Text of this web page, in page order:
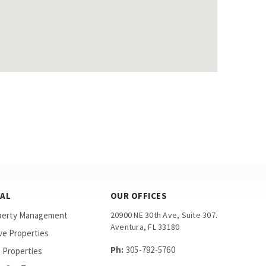
Management
Properties
Properties
OUR OFFICES
20900 NE 30th Ave, Suite 307.
Aventura, FL 33180
Ph: 305-792-5760